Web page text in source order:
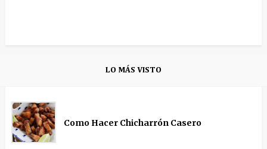
LO MÁS VISTO
Como Hacer Chicharrón Casero